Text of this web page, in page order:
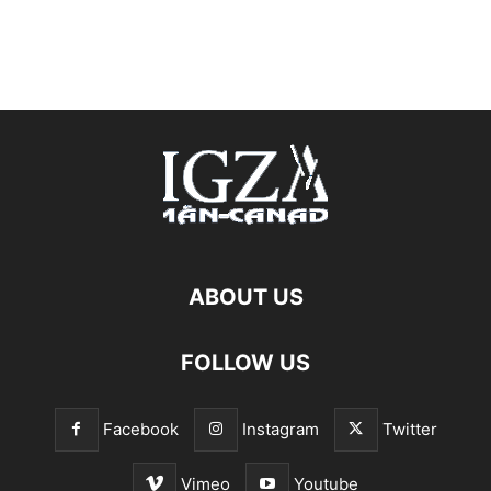
ABOUT US
FOLLOW US
Facebook Instagram Twitter
Vimeo Youtube